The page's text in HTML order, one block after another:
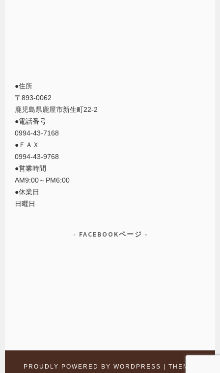
●住所
〒893-0062
鹿児島県鹿屋市新生町22-2
●電話番号
0994-43-7168
●ＦＡＸ
0994-43-9768
●営業時間
AM9:00～PM6:00
●休業日
日曜日
FACEBOOKページ
PROUDLY POWERED BY WORDPRESS
THEME: